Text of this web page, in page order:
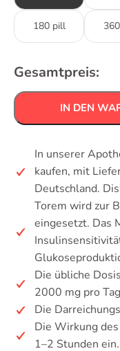
180 pill
Gesamtpreis:
IN DEN
In unserer
kaufen, mit
Deutschland.
Torem wird zur
eingesetzt. Das
Die übliche
2000 mg pro
Die
Die Wirkung
1–2 Stunden ein.